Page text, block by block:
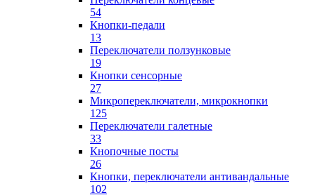
54
Кнопки-педали
13
Переключатели ползунковые
19
Кнопки сенсорные
27
Микропереключатели, микрокнопки
125
Переключатели галетные
33
Кнопочные посты
26
Кнопки, переключатели антивандальные
102